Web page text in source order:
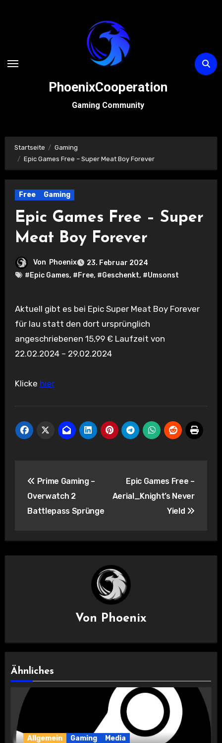
PhoenixCooperation
Gaming Community
Startseite
Gaming
Epic Games Free – Super Meat Boy Forever
Free Gaming
Epic Games Free – Super
Meat Boy Forever
Von Phoenix
23. Februar 2024
#Epic Games, #Free, #Geschenkt, #Umsonst
Aktuell gibt es bei Epic Super Meat Boy Forever
für lau statt den dort ursprünglich
angeschriebenen 15,99 € Laufzeit von
22.02.2024 – 29.02.2024
Klicke hier
Prime Gaming –
Overwatch 2
Battlepass Sprünge
Epic Games Free –
Aerial_Knight’s Never
Yield
Von Phoenix
Ähnliches
Allgemein Gaming Media